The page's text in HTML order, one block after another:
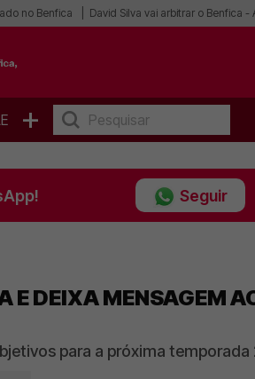
no Benfica David Silva vai arbitrar o Benfica
+
Seguir
E DEIXA MENSAGEM
para a próxima